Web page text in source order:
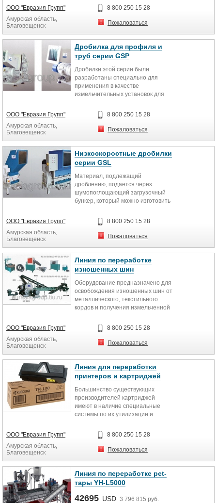
дробленку независимо от типа
материала, будь то: изделия
литьевого формования,
пластмассу вы не сможете на ней
переработать, для этих целей
необходимо выбирать модель GSH
или шрёдер для пластмасс ZBS.
Так же возможно вам подойдет
вариант менее мощной бесшумной
пленочной дробилки GSC или
ООО "Евразия Групп"
Амурская область,
Благовещенск
8 800 250 15 28
Пожаловаться
Дробилка для профиля и
труб серии GSP
Дробилки этой серии были
разработаны специально для
применения в качестве
измельчительных установок для
Благодаря использованию почти
горизонтального загрузочного
бункера, длинномерные предметы
ООО "Евразия Групп"
Амурская область,
Благовещенск
8 800 250 15 28
Пожаловаться
Низкоскоростные дробилки
серии GSL
Материал, подлежащий
дроблению, подается через
шумопоглощающий загрузочный
бункер, который можно изготовить
от конкретной задачи.
ООО "Евразия Групп"
Амурская область,
Благовещенск
8 800 250 15 28
Пожаловаться
Линия по переработке
изношенных шин
Оборудование предназначено для
освобождения изношенных шин от
металлического, текстильного
кордов и получения измельченной
фракций от 0,5 до 4 мм.
ООО "Евразия Групп"
Амурская область,
Благовещенск
8 800 250 15 28
Пожаловаться
Линия для переработки
принтеров и картриджей
Большинство существующих
производителей картриджей
имеют в наличие специальные
системы по их утилизации и
сырья отработавшие картриджи по
стоимости эквивалентной
стоимости упаковки и пересылке. В
реализатор предоставляет
специальную упаковку для
хранения и пересылки
использованных картриджей.
ООО "Евразия Групп"
Амурская область,
Благовещенск
8 800 250 15 28
Пожаловаться
Линия по переработке pet-
тары YH-L5000
42695 USD 3 796 815 руб.